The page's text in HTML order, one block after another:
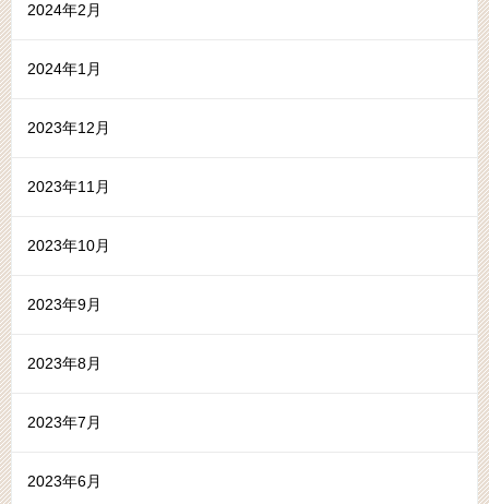
2024年2月
2024年1月
2023年12月
2023年11月
2023年10月
2023年9月
2023年8月
2023年7月
2023年6月